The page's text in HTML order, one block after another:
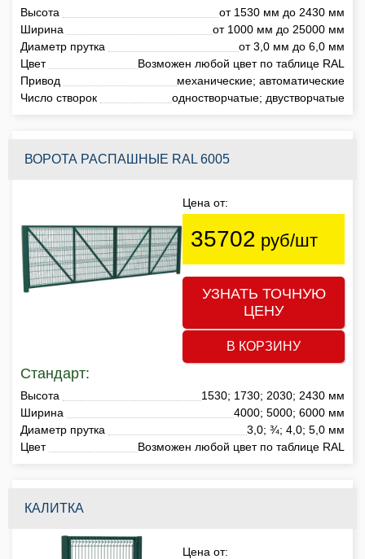
Высота
от 1530 мм до 2430 мм
Ширина
от 1000 мм до 25000 мм
Диаметр прутка
от 3,0 мм до 6,0 мм
Цвет
Возможен любой цвет по таблице RAL
Привод
механические; автоматические
Число створок
одностворчатые; двустворчатые
ВОРОТА РАСПАШНЫЕ RAL 6005
Цена от:
35702 руб/шт
УЗНАТЬ ТОЧНУЮ
ЦЕНУ
В КОРЗИНУ
Стандарт:
Высота
1530; 1730; 2030; 2430 мм
Ширина
4000; 5000; 6000 мм
Диаметр прутка
3,0; ¾; 4,0; 5,0 мм
Цвет
Возможен любой цвет по таблице RAL
КАЛИТКА
Цена от: